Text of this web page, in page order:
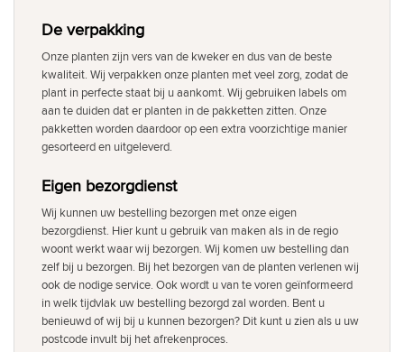
De verpakking
Onze planten zijn vers van de kweker en dus van de beste
kwaliteit. Wij verpakken onze planten met veel zorg, zodat de
plant in perfecte staat bij u aankomt. Wij gebruiken labels om
aan te duiden dat er planten in de pakketten zitten. Onze
pakketten worden daardoor op een extra voorzichtige manier
gesorteerd en uitgeleverd.
Eigen bezorgdienst
Wij kunnen uw bestelling bezorgen met onze eigen
bezorgdienst. Hier kunt u gebruik van maken als in de regio
woont werkt waar wij bezorgen. Wij komen uw bestelling dan
zelf bij u bezorgen. Bij het bezorgen van de planten verlenen wij
ook de nodige service. Ook wordt u van te voren geïnformeerd
in welk tijdvlak uw bestelling bezorgd zal worden. Bent u
benieuwd of wij bij u kunnen bezorgen? Dit kunt u zien als u uw
postcode invult bij het afrekenproces.